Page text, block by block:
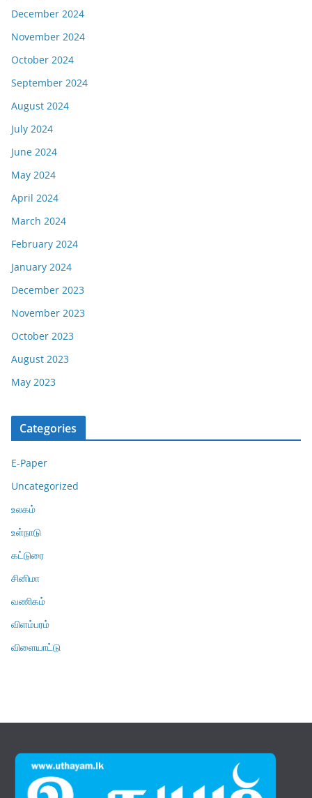
December 2024
November 2024
October 2024
September 2024
August 2024
July 2024
June 2024
May 2024
April 2024
March 2024
February 2024
January 2024
December 2023
November 2023
October 2023
August 2023
May 2023
Categories
E-Paper
Uncategorized
உலகம்
உள்நாடு
கட்டுரை
சினிமா
வணிகம்
விளம்பரம்
விளையாட்டு